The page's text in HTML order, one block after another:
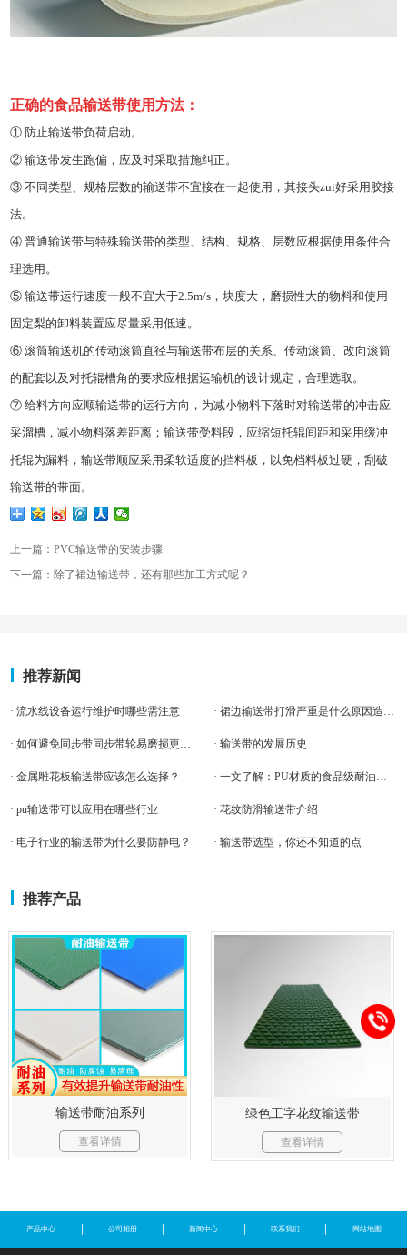
正确的食品输送带使用方法：
① 防止输送带负荷启动。
② 输送带发生跑偏，应及时采取措施纠正。
③ 不同类型、规格层数的输送带不宜接在一起使用，其接头zui好采用胶接
法。
④ 普通输送带与特殊输送带的类型、结构、规格、层数应根据使用条件合
理选用。
⑤ 输送带运行速度一般不宜大于2.5m/s，块度大，磨损性大的物料和使用
固定梨的卸料装置应尽量采用低速。
⑥ 滚筒输送机的传动滚筒直径与输送带布层的关系、传动滚筒、改向滚筒
的配套以及对托辊槽角的要求应根据运输机的设计规定，合理选取。
⑦ 给料方向应顺输送带的运行方向，为减小物料下落时对输送带的冲击应
采溜槽，减小物料落差距离；输送带受料段，应缩短托辊间距和采用缓冲
托辊为漏料，输送带顺应采用柔软适度的挡料板，以免档料板过硬，刮破
输送带的带面。
上一篇：PVC输送带的安装步骤
下一篇：除了裙边输送带，还有那些加工方式呢？
推荐新闻
· 流水线设备运行维护时哪些需注意 · 裙边输送带打滑严重是什么原因造成的
· 如何避免同步带同步带轮易磨损更换快的问题 · 输送带的发展历史
· 金属雕花板输送带应该怎么选择？ · 一文了解：PU材质的食品级耐油输送带！食品机械厂不容错过
· pu输送带可以应用在哪些行业 · 花纹防滑输送带介绍
· 电子行业的输送带为什么要防静电？ · 输送带选型，你还不知道的点
推荐产品
输送带耐油系列
查看详情
绿色工字花纹输送带
查看详情
产品中心 公司相册 新闻中心 联系我们 网站地图